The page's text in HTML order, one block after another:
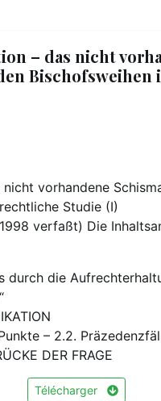
– das nicht
Bischofsweihen
vorhandene
Studie (I)
verfaßt) Die
durch die
– 2.2.
DER FRAGE
Télécharger